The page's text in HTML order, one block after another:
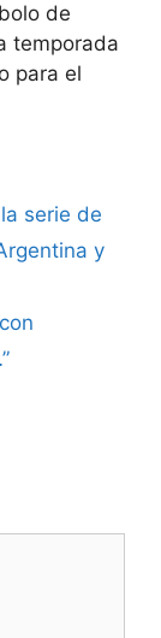
de
temporada
para el
serie de
y